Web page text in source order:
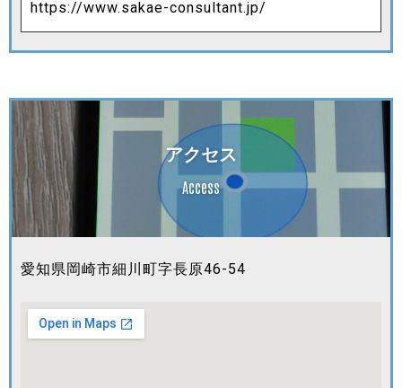
https://www.sakae-consultant.jp/
アクセス
Access
愛知県岡崎市細川町字長原46-54